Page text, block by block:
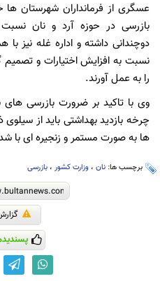
عسگری از فرمانداران شهرستان
بازرسی در حوزه آرد و نان
دوچندانی داشته و اداره غله نیز با
نسبت به افزایش اختیارات و
را به عمل آورند.
وی با تاکید بر ضرورت بازرسی
چرخه بازدید بهداشتی باید از
ها به صورت مستمر و زنجیره ای با
برچسب ها: نان ، وزارت کشور ، بازرسی